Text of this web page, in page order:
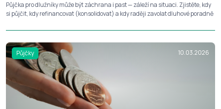
Půjčka pro dlužníky může být záchrana i past — záleží na situaci. Zjistěte, kdy
si půjčit, kdy refinancovat (konsolidovat) a kdy raději zavolat dluhové poradně
Půjčky 10.03.2026